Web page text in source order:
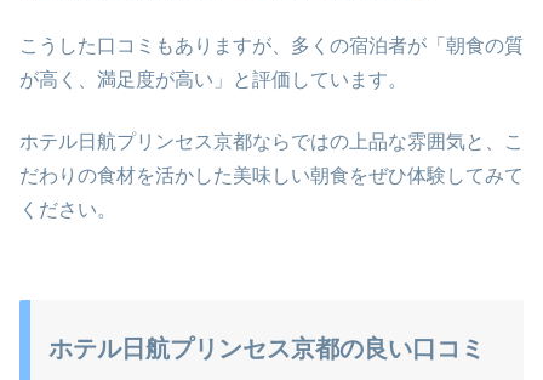
こうした口コミもありますが、多くの宿泊者が「朝食の質
が高く、満足度が高い」と評価しています。
ホテル日航プリンセス京都ならではの上品な雰囲気と、こ
だわりの食材を活かした美味しい朝食をぜひ体験してみて
ください。
ホテル日航プリンセス京都の良い口コミ